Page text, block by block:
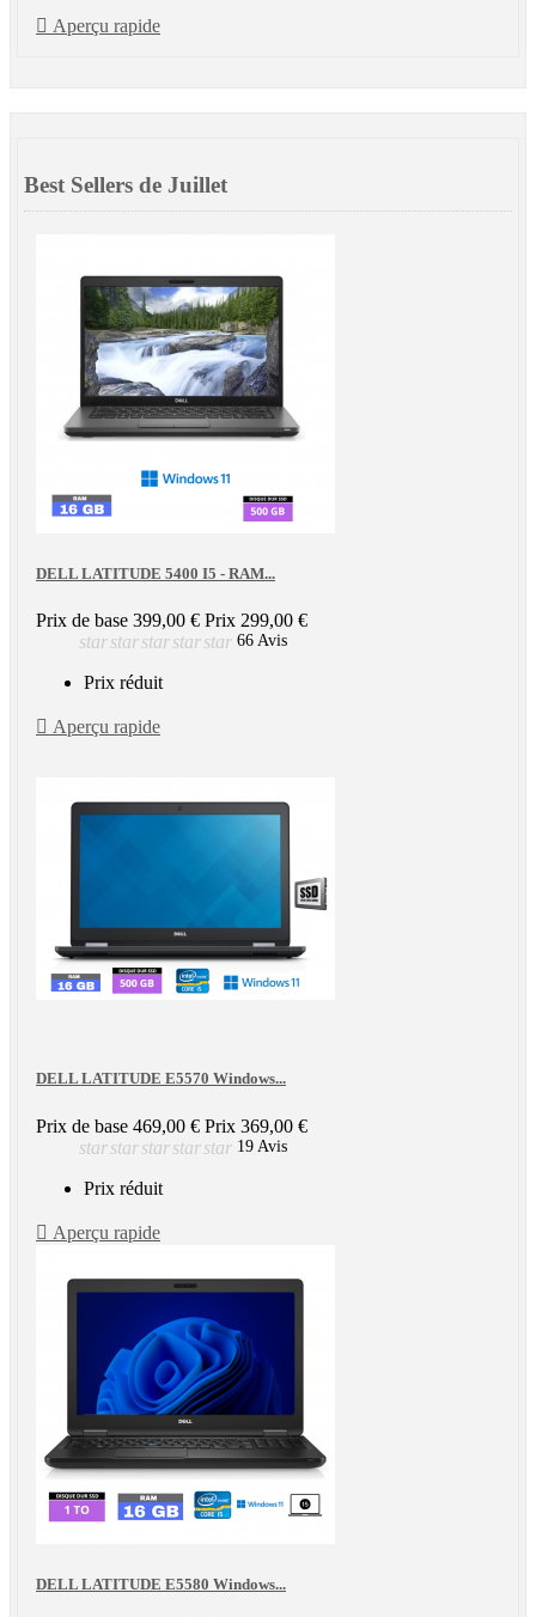
 Aperçu rapide
Best Sellers de Juillet
DELL LATITUDE 5400 I5 - RAM...
Prix de base 399,00 € Prix 299,00 €
starstarstarstarstar 66 Avis
Prix réduit
 Aperçu rapide
DELL LATITUDE E5570 Windows...
Prix de base 469,00 € Prix 369,00 €
starstarstarstarstar 19 Avis
Prix réduit
 Aperçu rapide
DELL LATITUDE E5580 Windows...